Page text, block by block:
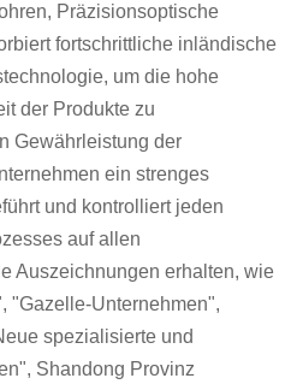
Präzisionsoptische
fortschrittliche inländische
um die hohe
der Produkte zu
Gewährleistung der
ein strenges
und kontrolliert jeden
auf allen
Auszeichnungen erhalten, wie
"Gazelle-Unternehmen",
spezialisierte und
Shandong Provinz